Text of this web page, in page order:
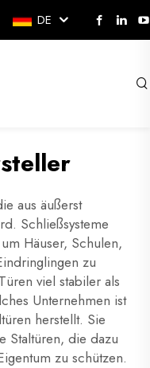
DE
aus äußerst
Schließsysteme
Häuser, Schulen,
zu
viel stabiler als
Unternehmen ist
herstellt. Sie
Staltüren, die dazu
zu schützen.